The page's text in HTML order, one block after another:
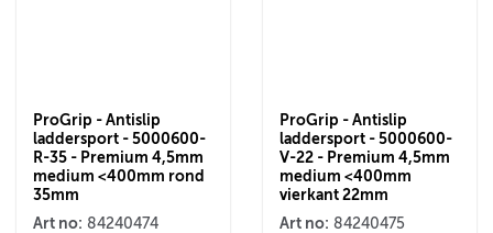
ProGrip - Antislip
laddersport - 5000600-
R-35 - Premium 4,5mm
medium <400mm rond
35mm
Art no: 84240474
ProGrip - Antislip
laddersport - 5000600-
V-22 - Premium 4,5mm
medium <400mm
vierkant 22mm
Art no: 84240475